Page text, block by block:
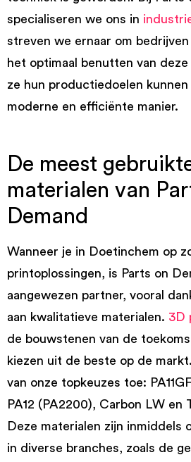
specialiseren we ons in
streven we ernaar om
het optimaal benutten van
ze hun productiedoelen
moderne en efficiënte manier.
De meest
materialen van
Demand
Wanneer je in Doetinchem op
printoplossingen, is Parts on
aangewezen partner, vooral
aan kwalitatieve materialen. 3D
de bouwstenen van de
kiezen uit de beste op de
van onze topkeuzes toe:
PA12 (PA2200), Carbon LW en
Deze materialen zijn inmiddels
in diverse branches, zoals de